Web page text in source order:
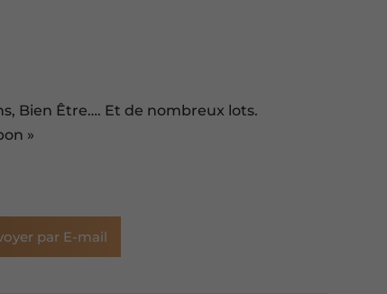
Bien Être…. Et de nombreux lots.
»
par E-mail